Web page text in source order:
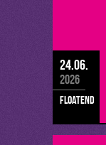
24.06.
2026
floatend